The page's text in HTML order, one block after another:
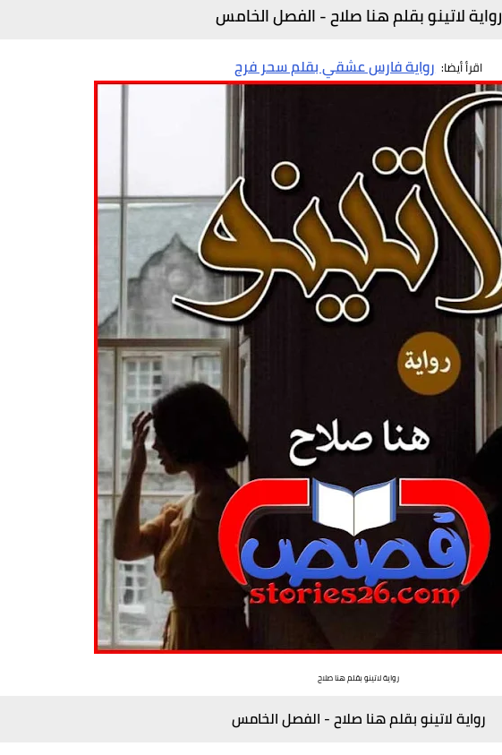
رواية لاتينو بقلم هنا صلاح - الفصل الخامس
اقرأ أيضا: رواية فارس عشقي بقلم سحر فرج
رواية لاتينو بقلم هنا صلاح
رواية لاتينو بقلم هنا صلاح - الفصل الخامس